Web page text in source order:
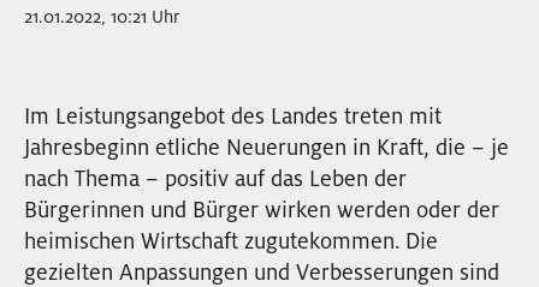
EVENTS
NEWSLETTER
21.01.2022, 10:21 Uhr
Im Leistungsangebot des Landes treten mit
Jahresbeginn etliche Neuerungen in Kraft, die – je
nach Thema – positiv auf das Leben der
Bürgerinnen und Bürger wirken werden oder der
heimischen Wirtschaft zugutekommen. Die
gezielten Anpassungen und Verbesserungen sind